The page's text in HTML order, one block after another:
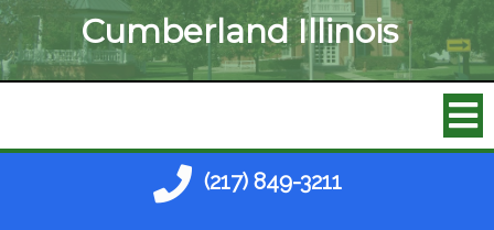
Cumberland Illinois
(217) 849-3211